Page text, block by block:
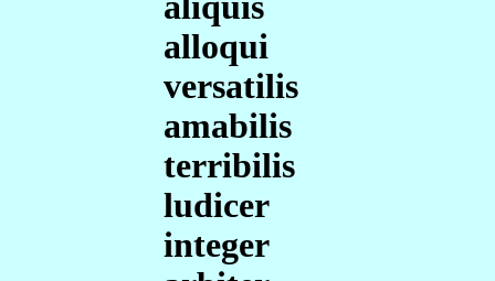
alloqui
versatilis
amabilis
terribilis
ludicer
integer